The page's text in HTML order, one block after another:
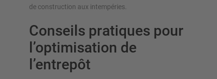
de construction aux intempéries.
Conseils pratiques pour
l’optimisation de
l’entrepôt